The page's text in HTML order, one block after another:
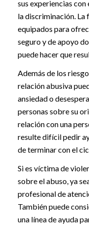
sus experiencias
la discriminación.
equipados para
seguro y de apoyo
puede hacer que
Además de los
relación abusiva
ansiedad o
personas sobre su
relación con una
resulte difícil pedir
de terminar con el
Si es víctima de
sobre el abuso, ya
profesional de
También puede
una línea de ayuda